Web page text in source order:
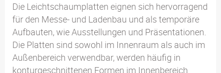
Die Leichtschaumplatten eignen sich hervorragend
für den Messe- und Ladenbau und als temporäre
Aufbauten, wie Ausstellungen und Präsentationen.
Die Platten sind sowohl im Innenraum als auch im
Außenbereich verwendbar, werden häufig in
konturgeschnittenen Formen im Innenbereich